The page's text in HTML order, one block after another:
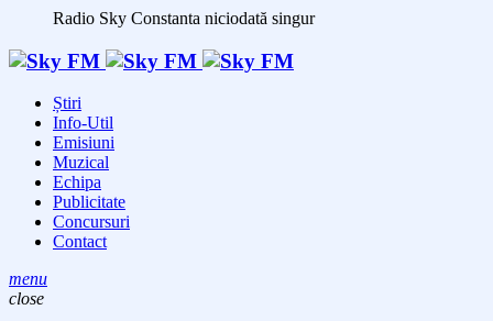
Radio Sky Constanta niciodată singur
Știri
Info-Util
Emisiuni
Muzical
Echipa
Publicitate
Concursuri
Contact
menu
close